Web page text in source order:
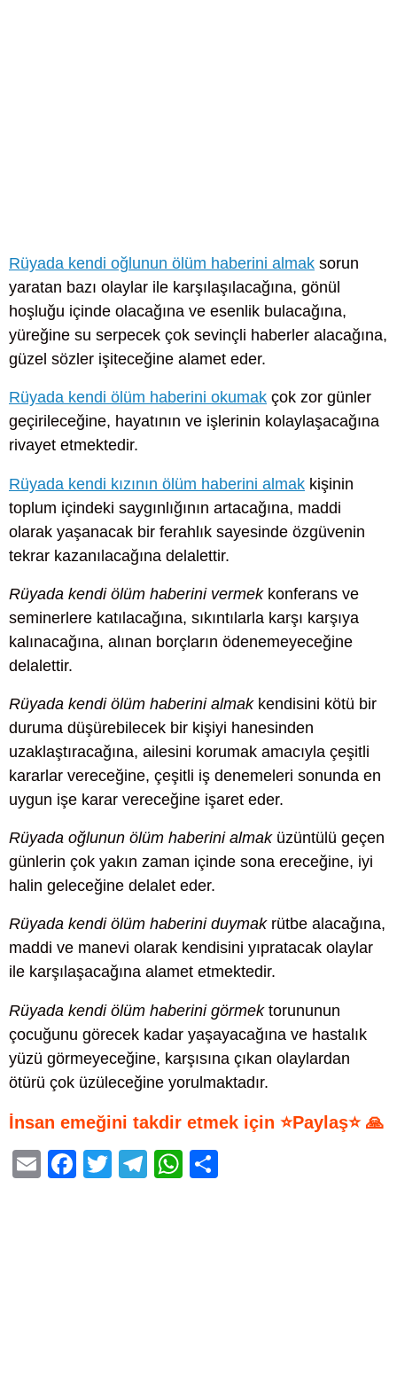
Rüyada kendi oğlunun ölüm haberini almak sorun
yaratan bazı olaylar ile karşılaşılacağına, gönül
hoşluğu içinde olacağına ve esenlik bulacağına,
yüreğine su serpecek çok sevinçli haberler alacağına,
güzel sözler işiteceğine alamet eder.
Rüyada kendi ölüm haberini okumak çok zor günler
geçirileceğine, hayatının ve işlerinin kolaylaşacağına
rivayet etmektedir.
Rüyada kendi kızının ölüm haberini almak kişinin
toplum içindeki saygınlığının artacağına, maddi
olarak yaşanacak bir ferahlık sayesinde özgüvenin
tekrar kazanılacağına delalettir.
Rüyada kendi ölüm haberini vermekkonferans ve
seminerlere katılacağına, sıkıntılarla karşı karşıya
kalınacağına, alınan borçların ödenemeyeceğine
delalettir.
Rüyada kendi ölüm haberini almakkendisini kötü bir
duruma düşürebilecek bir kişiyi hanesinden
uzaklaştıracağına, ailesini korumak amacıyla çeşitli
kararlar vereceğine, çeşitli iş denemeleri sonunda en
uygun işe karar vereceğine işaret eder.
Rüyada oğlunun ölüm haberini almaküzüntülü geçen
günlerin çok yakın zaman içinde sona ereceğine, iyi
halin geleceğine delalet eder.
Rüyada kendi ölüm haberini duymakrütbe alacağına,
maddi ve manevi olarak kendisini yıpratacak olaylar
ile karşılaşacağına alamet etmektedir.
Rüyada kendi ölüm haberini görmektorununun
çocuğunu görecek kadar yaşayacağına ve hastalık
yüzü görmeyeceğine, karşısına çıkan olaylardan
ötürü çok üzüleceğine yorulmaktadır.
İnsan emeğini takdir etmek için ⭐Paylaş⭐ 🙏
E
F
T
T
W